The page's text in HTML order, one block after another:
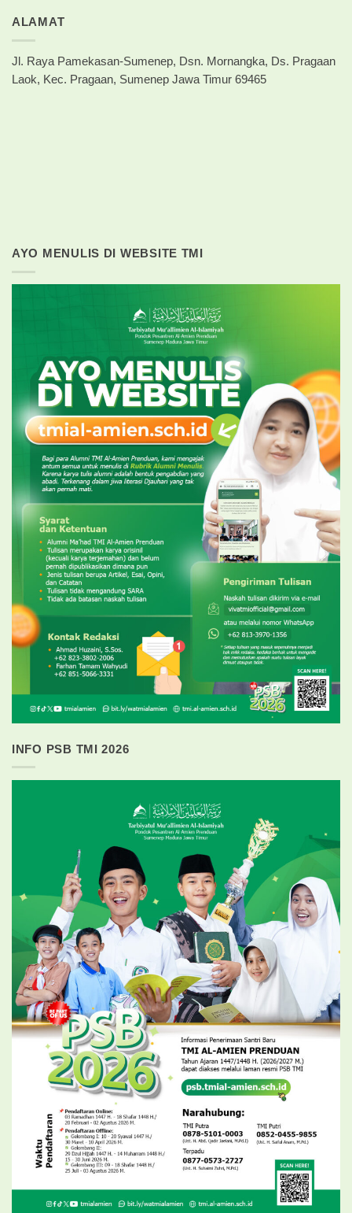
ALAMAT
Jl. Raya Pamekasan-Sumenep, Dsn. Mornangka, Ds. Pragaan
Laok, Kec. Pragaan, Sumenep Jawa Timur 69465
AYO MENULIS DI WEBSITE TMI
INFO PSB TMI 2026